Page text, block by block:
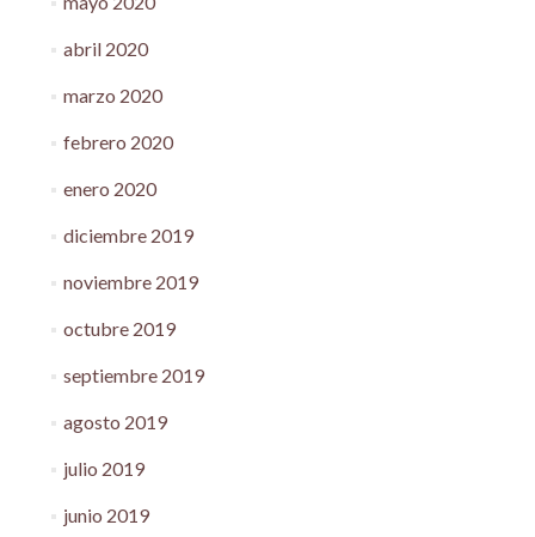
abril 2020
marzo 2020
febrero 2020
enero 2020
diciembre 2019
noviembre 2019
octubre 2019
septiembre 2019
agosto 2019
julio 2019
junio 2019